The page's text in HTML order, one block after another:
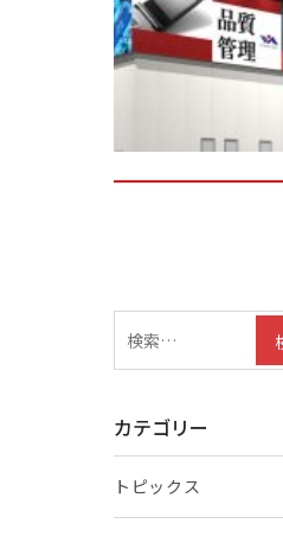
検
索:
カテゴリー
トピックス